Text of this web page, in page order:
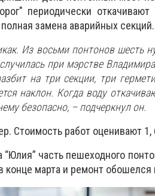
периодически
замена аварийных секций.
Из восьми понтонов шесть
при мэрстве
на три секции, три
наклон. Когда воду
безопасно, – подчеркнул он.
Стоимость работ оценивают 1,
“Юлия” часть пешеходного
конце марта и ремонт обошелся